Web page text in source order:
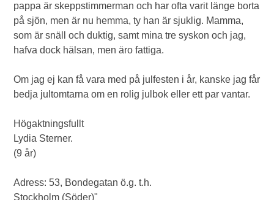
pappa är skeppstimmerman och har ofta varit länge borta
på sjön, men är nu hemma, ty han är sjuklig. Mamma,
som är snäll och duktig, samt mina tre syskon och jag,
hafva dock hälsan, men äro fattiga.
Om jag ej kan få vara med på julfesten i år, kanske jag får
bedja jultomtarna om en rolig julbok eller ett par vantar.
Högaktningsfullt
Lydia Sterner.
(9 år)
Adress: 53, Bondegatan ö.g. t.h.
Stockholm (Söder)"